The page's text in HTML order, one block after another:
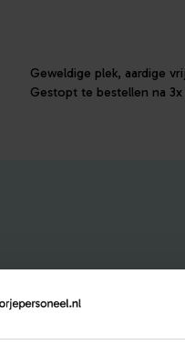
Geweldige plek, aardige
Gestopt te bestellen na 3x